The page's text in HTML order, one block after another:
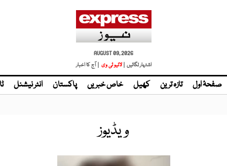
AUGUST 09, 2026
اشتہار لگائیں | لائیو ٹی وی | آج کا اخبار
صفحۂ اول تازہ ترین کھیل خاص خبریں پاکستان انٹر نیشنل
ویڈیوز